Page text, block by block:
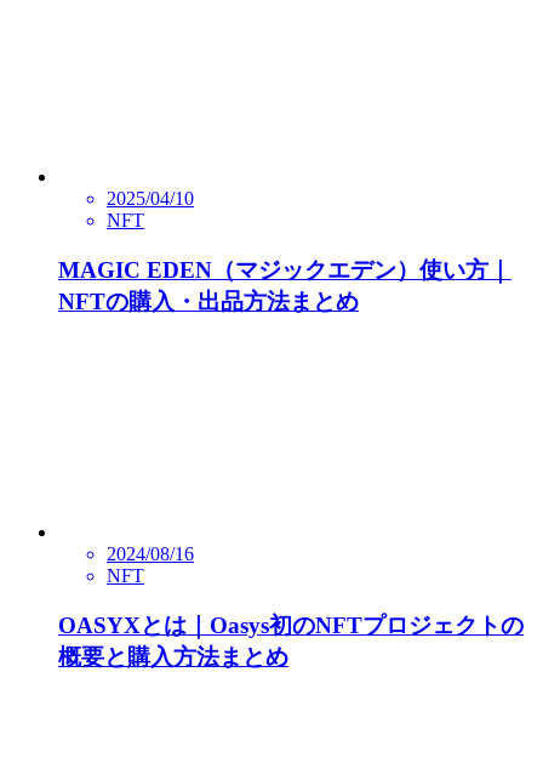
2025/04/10
NFT
MAGIC EDEN（マジックエデン）使い方｜
NFTの購入・出品方法まとめ
2024/08/16
NFT
OASYXとは｜Oasys初のNFTプロジェクトの
概要と購入方法まとめ